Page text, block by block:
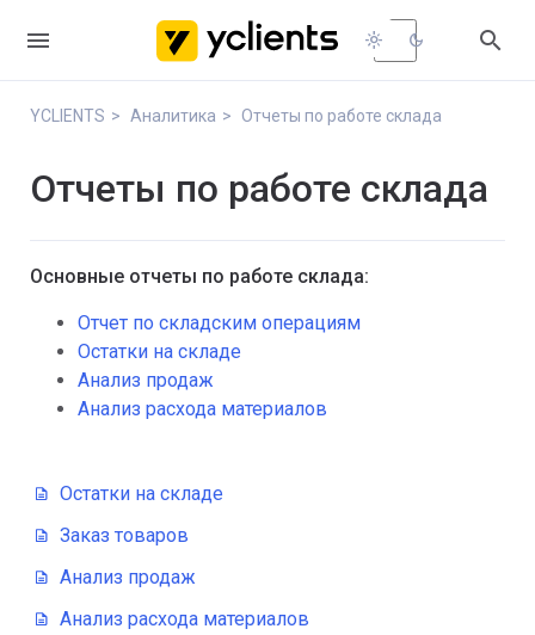
 light_mode dark_mode 
YCLIENTS Аналитика Отчеты по работе склада
Отчеты по работе склада
Основные отчеты по работе склада:
Отчет по складским операциям
Остатки на складе
Анализ продаж
Анализ расхода материалов
Остатки на складе
Заказ товаров
Анализ продаж
Анализ расхода материалов